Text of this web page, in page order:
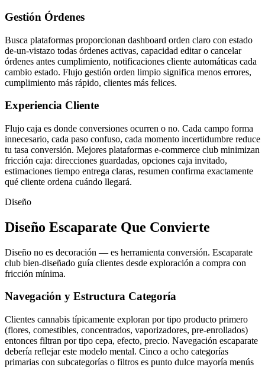
Gestión Órdenes
Busca plataformas proporcionan dashboard orden claro con estado
de-un-vistazo todas órdenes activas, capacidad editar o cancelar
órdenes antes cumplimiento, notificaciones cliente automáticas cada
cambio estado. Flujo gestión orden limpio significa menos errores,
cumplimiento más rápido, clientes más felices.
Experiencia Cliente
Flujo caja es donde conversiones ocurren o no. Cada campo forma
innecesario, cada paso confuso, cada momento incertidumbre reduce
tu tasa conversión. Mejores plataformas e-commerce club minimizan
fricción caja: direcciones guardadas, opciones caja invitado,
estimaciones tiempo entrega claras, resumen confirma exactamente
qué cliente ordena cuándo llegará.
Diseño
Diseño Escaparate Que Convierte
Diseño no es decoración — es herramienta conversión. Escaparate
club bien-diseñado guía clientes desde exploración a compra con
fricción mínima.
Navegación y Estructura Categoría
Clientes cannabis típicamente exploran por tipo producto primero
(flores, comestibles, concentrados, vaporizadores, pre-enrollados)
entonces filtran por tipo cepa, efecto, precio. Navegación escaparate
debería reflejar este modelo mental. Cinco a ocho categorías
primarias con subcategorías o filtros es punto dulce mayoría menús